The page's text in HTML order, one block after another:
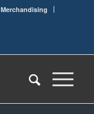
Merchandising